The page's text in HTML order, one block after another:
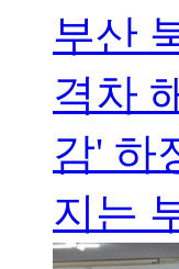
부산
격차
감' 하
지는